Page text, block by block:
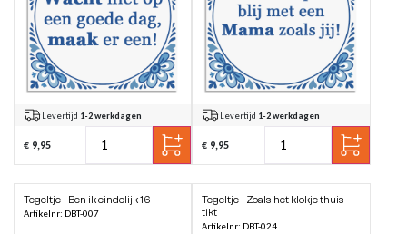
Levertijd 1-2 werkdagen
€ 9,95
Levertijd 1-2 werkdagen
€ 9,95
Tegeltje - Ben ik eindelijk 16
Artikelnr: DBT-007
Tegeltje - Zoals het klokje thuis
tikt
Artikelnr: DBT-024